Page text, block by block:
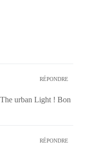
RÉPONDRE
urban Light ! Bon
RÉPONDRE